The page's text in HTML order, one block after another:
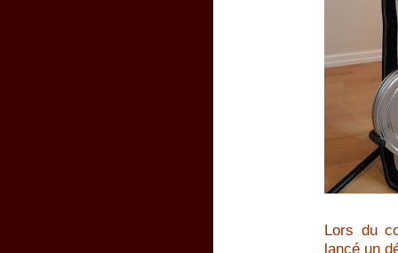
Lors du
lancé un